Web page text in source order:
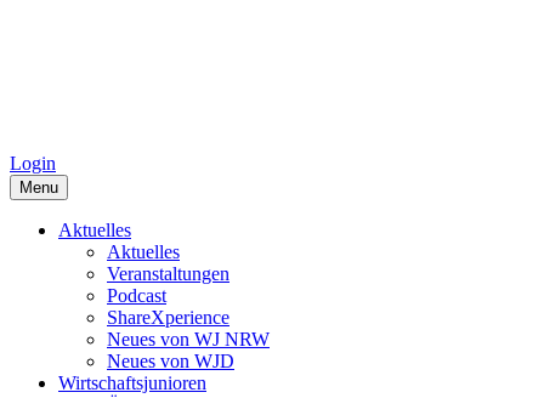
Login
Menu
Aktuelles
Aktuelles
Veranstaltungen
Podcast
ShareXperience
Neues von WJ NRW
Neues von WJD
Wirtschaftsjunioren